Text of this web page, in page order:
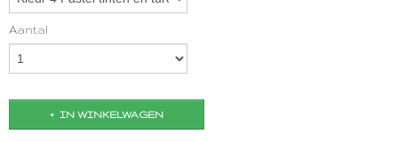
Aantal
IN WINKELWAGEN